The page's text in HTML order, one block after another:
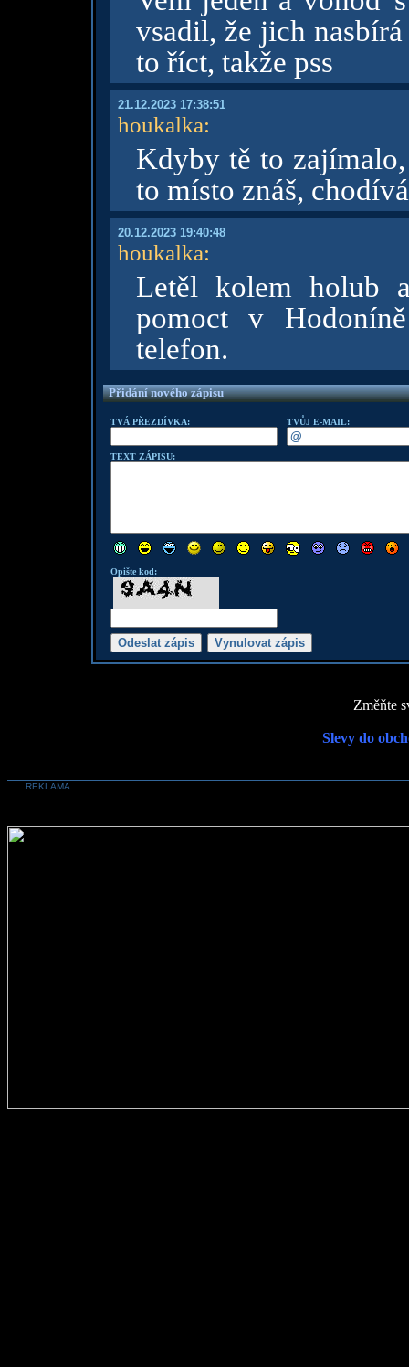
vsadil, že jich
to říct, takže pss
21.12.2023 17:38:51
houkalka:
Kdyby tě to
to místo znáš,
20.12.2023 19:40:48
houkalka:
Letěl kolem holub
pomoct v
telefon.
Přidání nového zápisu
TVÁ PŘEZDÍVKA: TVŮJ E-MAIL:
TEXT ZÁPISU:
Opište kod:
Změňte
Slevy do
REKLAMA